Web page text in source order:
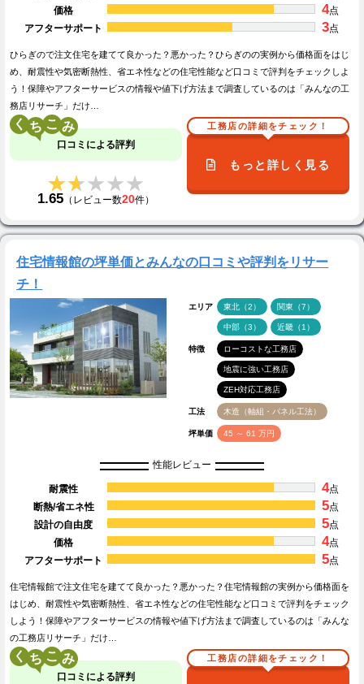
価格
4点
アフターサポート
3点
ひらぎので注文住宅を建てて良かった？悪かった？ひらぎのの実例から価格面をはじ
め、耐震性や気密断熱性、省エネ性などの住宅性能など口コミで評判をチェックしよ
う！保障やアフターサービスの情報や値下げ方法まで調査しているのは「みんなの工
務店リサーチ」だけ…
く こ
口コミによる評判
★★★★★
★★★★★
1.65 （レビュー数20件）
工務店の詳細をチェック！
もっと詳しく見る
住宅情報館の坪単価とみんなの口コミや評判をリサー
チ！
エリア 東北（2） 関東（7）
中部（3） 近畿（1）
特徴 ローコストな工務店
地震に強い工務店
ZEH対応工務店
工法 木造（軸組・パネル工法）
坪単価 45 ～ 61 万円
性能レビュー
耐震性 4点
断熱/省エネ性
5点
設計の自由度
5点
価格
4点
アフターサポート
5点
住宅情報館で注文住宅を建てて良かった？悪かった？住宅情報館の実例から価格面を
はじめ、耐震性や気密断熱性、省エネ性などの住宅性能など口コミで評判をチェック
しよう！保障やアフターサービスの情報や値下げ方法まで調査しているのは「みんな
の工務店リサーチ」だけ…
く こ
口コミによる評判
工務店の詳細をチェック！